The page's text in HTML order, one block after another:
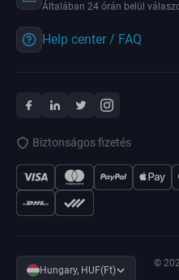
Általában 24 órán belül
Help center / FAQ
Biztonságos fizetés
Hungary, HUF(Ft)
©